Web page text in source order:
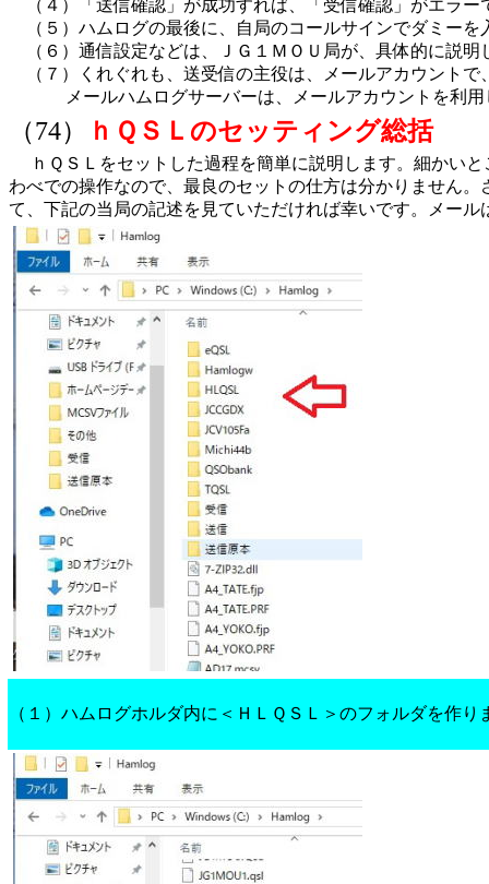
（４）「送信確認」が成功すれば、「受信確認」がエラー
（５）ハムログの最後に、自局のコールサインでダミーを
（６）通信設定などは、ＪＧ１ＭＯＵ局が、具体的に説明
（７）くれぐれも、送受信の主役は、メールアカウントで
メールハムログサーバーは、メールアカウントを利用
（74） ｈＱＳＬのセッティング総括
ｈＱＳＬをセットした過程を簡単に説明します。細かい
わべでの操作なので、最良のセットの仕方は分かりません
て、下記の当局の記述を見ていただければ幸いです。メール
（１）ハムログホルダ内に＜ＨＬＱＳＬ＞のフォルダを作り